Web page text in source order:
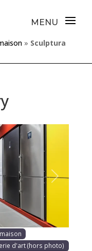
» Sculptura
Prochaine
d'art (hors photo)